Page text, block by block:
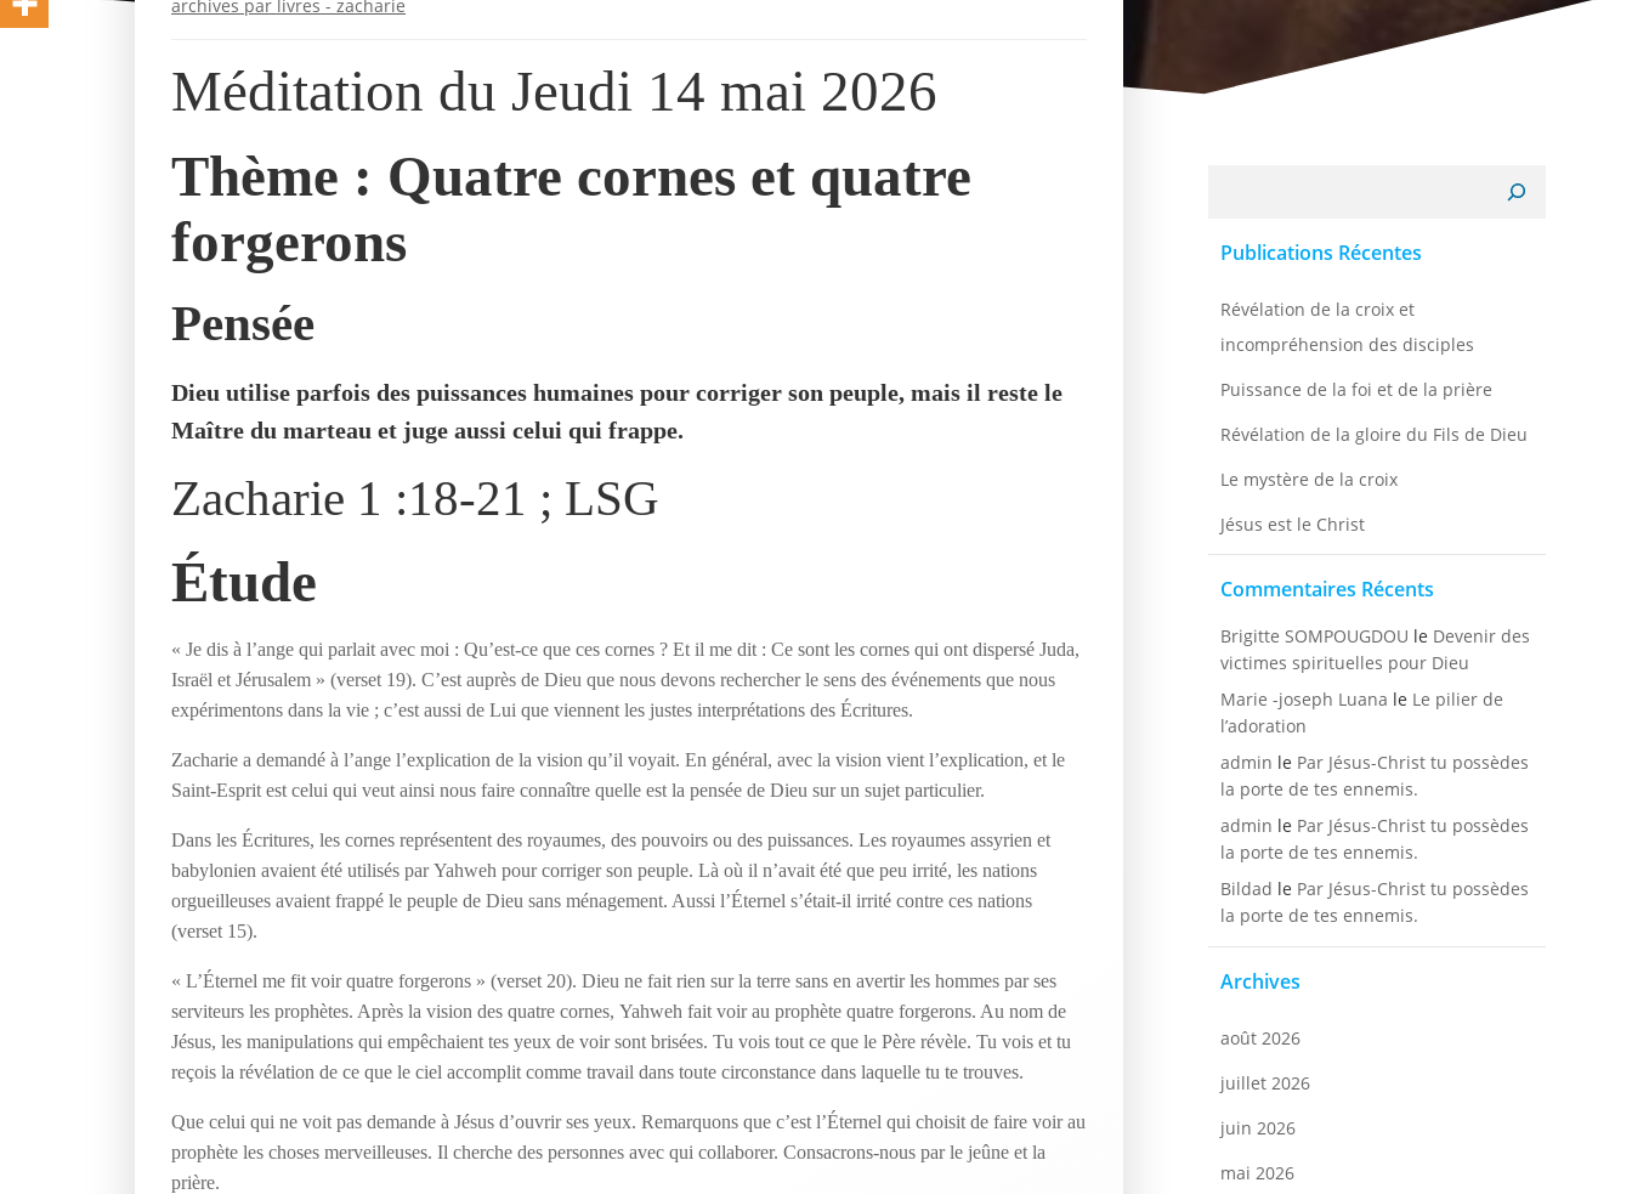
archives par livres - zacharie
Méditation du Jeudi 14 mai 2026
Thème : Quatre cornes et quatre
forgerons
Pensée
Dieu utilise parfois des puissances humaines pour corriger son peuple, mais il reste le
Maître du marteau et juge aussi celui qui frappe.
Zacharie 1 :18-21 ; LSG
Étude
« Je dis à l’ange qui parlait avec moi : Qu’est-ce que ces cornes ? Et il me dit : Ce sont les cornes qui ont dispersé Juda,
Israël et Jérusalem » (verset 19). C’est auprès de Dieu que nous devons rechercher le sens des événements que nous
expérimentons dans la vie ; c’est aussi de Lui que viennent les justes interprétations des Écritures.
Zacharie a demandé à l’ange l’explication de la vision qu’il voyait. En général, avec la vision vient l’explication, et le
Saint-Esprit est celui qui veut ainsi nous faire connaître quelle est la pensée de Dieu sur un sujet particulier.
Dans les Écritures, les cornes représentent des royaumes, des pouvoirs ou des puissances. Les royaumes assyrien et
babylonien avaient été utilisés par Yahweh pour corriger son peuple. Là où il n’avait été que peu irrité, les nations
orgueilleuses avaient frappé le peuple de Dieu sans ménagement. Aussi l’Éternel s’était-il irrité contre ces nations
(verset 15).
« L’Éternel me fit voir quatre forgerons » (verset 20). Dieu ne fait rien sur la terre sans en avertir les hommes par ses
serviteurs les prophètes. Après la vision des quatre cornes, Yahweh fait voir au prophète quatre forgerons. Au nom de
Jésus, les manipulations qui empêchaient tes yeux de voir sont brisées. Tu vois tout ce que le Père révèle. Tu vois et tu
reçois la révélation de ce que le ciel accomplit comme travail dans toute circonstance dans laquelle tu te trouves.
Que celui qui ne voit pas demande à Jésus d’ouvrir ses yeux. Remarquons que c’est l’Éternel qui choisit de faire voir au
prophète les choses merveilleuses. Il cherche des personnes avec qui collaborer. Consacrons-nous par le jeûne et la
prière.
Publications Récentes
Révélation de la croix et
incompréhension des disciples
Puissance de la foi et de la prière
Révélation de la gloire du Fils de Dieu
Le mystère de la croix
Jésus est le Christ
Commentaires Récents
Brigitte SOMPOUGDOU le Devenir des
victimes spirituelles pour Dieu
Marie -joseph Luana le Le pilier de
l’adoration
admin le Par Jésus-Christ tu possèdes
la porte de tes ennemis.
admin le Par Jésus-Christ tu possèdes
la porte de tes ennemis.
Bildad le Par Jésus-Christ tu possèdes
la porte de tes ennemis.
Archives
août 2026
juillet 2026
juin 2026
mai 2026